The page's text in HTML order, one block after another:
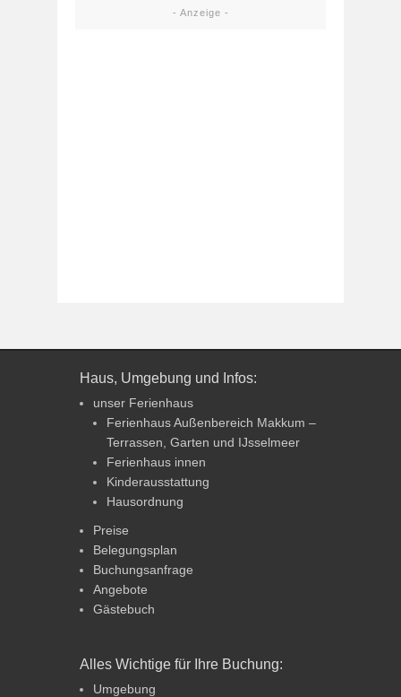
- Anzeige -
Haus, Umgebung und Infos:
unser Ferienhaus
Ferienhaus Außenbereich Makkum –
Terrassen, Garten und IJsselmeer
Ferienhaus innen
Kinderausstattung
Hausordnung
Preise
Belegungsplan
Buchungsanfrage
Angebote
Gästebuch
Alles Wichtige für Ihre Buchung:
Umgebung